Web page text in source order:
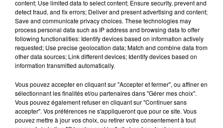
UN FEU DE REMORQUE BLOQUE LA
CIRCULATION DANS LES ARDENNES
Un feu de remorque s'est déclaré ce mercredi en
fin de matinée sur l'A34.
content; Use limited data to select content; Ensure security, prevent and
detect fraud, and fix errors; Deliver and present advertising and content;
Save and communicate privacy choices. These technologies may
process personal data such as IP address and browsing data to offer
following functionalities: Identify devices based on information actively
requested; Use precise geolocation data; Match and combine data from
other data sources; Link different devices; Identify devices based on
information transmitted automatically.
Vous pouvez accepter en cliquant sur "Accepter et fermer", ou affiner en
sélectionnant les finalités et/ou partenaires dans "Gérer mes choix".
Vous pouvez également refuser en cliquant sur "Continuer sans
accepter". Vos préférences ne s'appliqueront que pour ce site. Vous
pouvez mettre à jour vos choix, ou retirer votre consentement à tout